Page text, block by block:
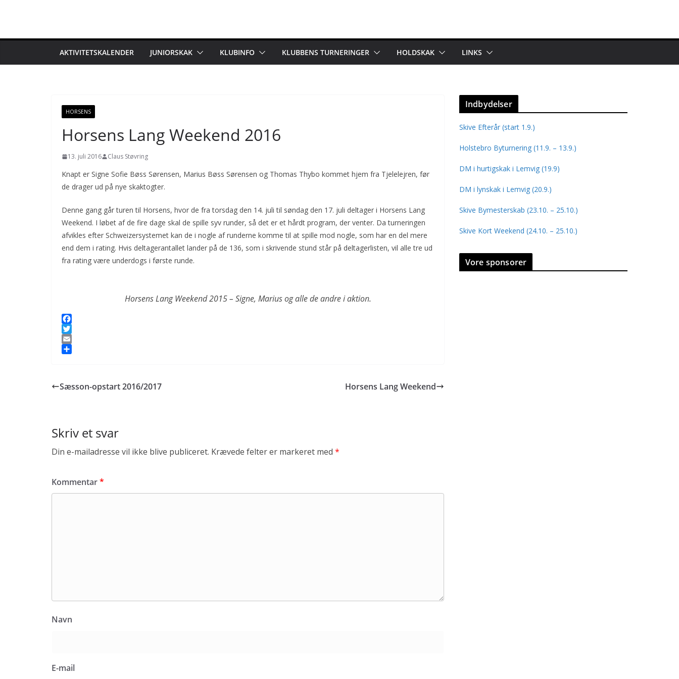
AKTIVITETSKALENDER JUNIORSKAK KLUBINFO KLUBBENS TURNERINGER HOLDSKAK LINKS
HORSENS
Horsens Lang Weekend 2016
13. juli 2016 Claus Støvring
Knapt er Signe Sofie Bøss Sørensen, Marius Bøss Sørensen og Thomas Thybo kommet hjem fra Tjelelejren, før
de drager ud på nye skaktogter.
Denne gang går turen til Horsens, hvor de fra torsdag den 14. juli til søndag den 17. juli deltager i Horsens Lang
Weekend. I løbet af de fire dage skal de spille syv runder, så det er et hårdt program, der venter. Da turneringen
afvikles efter Schweizersystemet kan de i nogle af runderne komme til at spille mod nogle, som har en del mere
end dem i rating. Hvis deltagerantallet lander på de 136, som i skrivende stund står på deltagerlisten, vil alle tre ud
fra rating være underdogs i første runde.
Horsens Lang Weekend 2015 – Signe, Marius og alle de andre i aktion.
F
a
c
o
T
w
e
E
lr
Sæsson-opstart 2016/2017 Horsens Lang Weekend
Skriv et svar
Din e-mailadresse vil ikke blive publiceret. Krævede felter er markeret med *
Kommentar*
Navn
E-mail
Indbydelser
Skive Efterår (start 1.9.)
Holstebro Byturnering (11.9. – 13.9.)
DM i hurtigskak i Lemvig (19.9)
DM i lynskak i Lemvig (20.9.)
Skive Bymesterskab (23.10. – 25.10.)
Skive Kort Weekend (24.10. – 25.10.)
Vore sponsorer